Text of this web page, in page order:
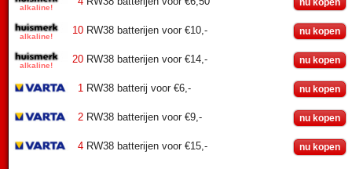
nu kopen
10 RW38 batterijen voor €10,- nu kopen
20 RW38 batterijen voor €14,- nu kopen
1 RW38 batterij voor €6,- nu kopen
2 RW38 batterijen voor €9,- nu kopen
4 RW38 batterijen voor €15,- nu kopen